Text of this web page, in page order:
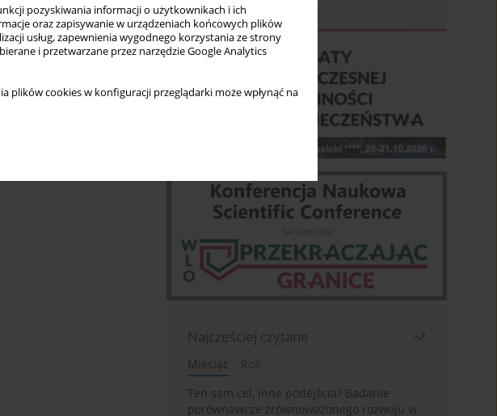
pozyskiwania informacji o użytkownikach i ich
oraz zapisywanie w urządzeniach końcowych plików
usług, zapewnienia wygodnego korzystania ze strony
i przetwarzane przez narzędzie Google Analytics
plików cookies w konfiguracji przeglądarki może wpłynąć na
Najczęściej czytane
Miesiąc
Rok
Ten sam cel, inne podejścia? Badanie
porównawcze zrównoważonego rozwoju w